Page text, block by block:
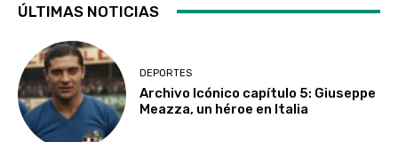
ÚLTIMAS NOTICIAS
DEPORTES
Archivo Icónico capítulo 5: Giuseppe
Meazza, un héroe en Italia